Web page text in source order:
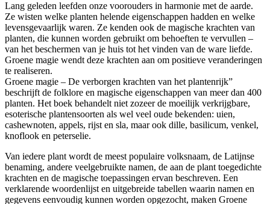
Lang geleden leefden onze voorouders in harmonie met de aarde.
Ze wisten welke planten helende eigenschappen hadden en welke
levensgevaarlijk waren. Ze kenden ook de magische krachten van
planten, die kunnen worden gebruikt om behoeften te vervullen –
van het beschermen van je huis tot het vinden van de ware liefde.
Groene magie wendt deze krachten aan om positieve veranderingen
te realiseren.
Groene magie – De verborgen krachten van het plantenrijk”
beschrijft de folklore en magische eigenschappen van meer dan 400
planten. Het boek behandelt niet zozeer de moeilijk verkrijgbare,
esoterische plantensoorten als wel veel oude bekenden: uien,
cashewnoten, appels, rijst en sla, maar ook dille, basilicum, venkel,
knoflook en peterselie.
Van iedere plant wordt de meest populaire volksnaam, de Latijnse
benaming, andere veelgebruikte namen, de aan de plant toegedichte
krachten en de magische toepassingen ervan beschreven. Een
verklarende woordenlijst en uitgebreide tabellen waarin namen en
gegevens eenvoudig kunnen worden opgezocht, maken Groene